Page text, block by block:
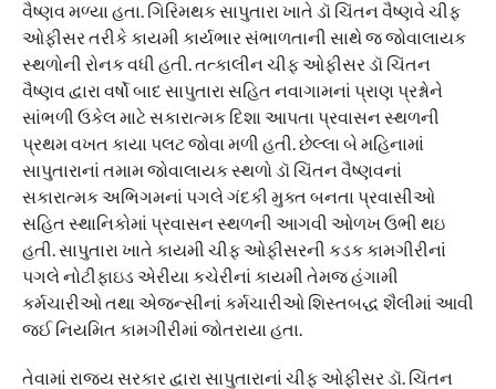
વૈષ્ણવ મળ્યા હતા. ગિરિમથક સાપુતારા ખાતે ડૉ ચિંતન વૈષ્ણવે ચીફ
ઓફીસર તરીકે કાયમી કાર્યભાર સંભાળતાની સાથે જ જોવાલાયક
સ્થળોની રોનક વધી હતી. તત્કાલીન ચીફ ઓફીસર ડૉ ચિંતન
વૈષ્ણવ દ્વારા વર્ષો બાદ સાપુતારા સહિત નવાગામનાં પ્રાણ પ્રશ્નોને
સાંભળી ઉકેલ માટે સકારાત્મક દિશા આપતા પ્રવાસન સ્થળની
પ્રથમ વખત કાયા પલટ જોવા મળી હતી. છેલ્લા બે મહિનામાં
સાપુતારાનાં તમામ જોવાલાયક સ્થળો ડૉ ચિંતન વૈષ્ણવનાં
સકારાત્મક અભિગમનાં પગલે ગંદકી મુક્ત બનતા પ્રવાસીઓ
સહિત સ્થાનિકોમાં પ્રવાસન સ્થળની આગવી ઓળખ ઉભી થઇ
હતી. સાપુતારા ખાતે કાયમી ચીફ ઓફીસરની કડક કામગીરીનાં
પગલે નોટીફાઇડ એરીયા કચેરીનાં કાયમી તેમજ હંગામી
કર્મચારીઓ તથા એજન્સીનાં કર્મચારીઓ શિસ્તબદ્ધ શૈલીમાં આવી
જઈ નિયમિત કામગીરીમાં જોતરાયા હતા.
તેવામાં રાજ્ય સરકાર દ્વારા સાપુતારાનાં ચીફ ઓફીસર ડૉ. ચિંતન